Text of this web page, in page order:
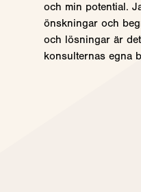
och min potential.
önskningar och
och lösningar är
konsulternas egna